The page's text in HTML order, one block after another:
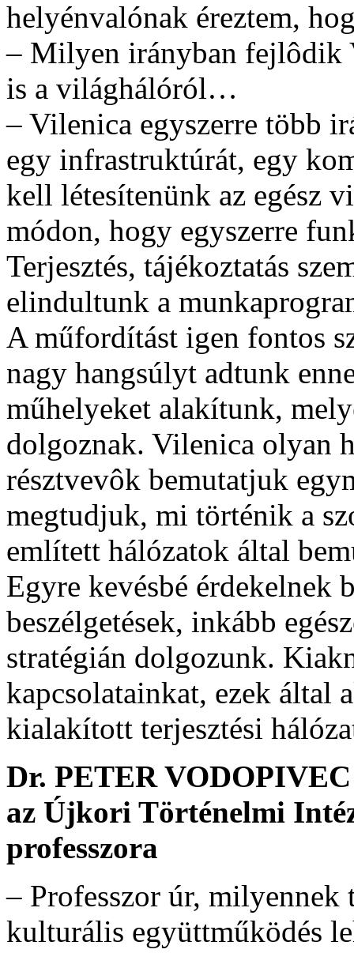
helyénvalónak éreztem,
– Milyen irányban fejlôdik
is a világhálóról…
– Vilenica egyszerre több
egy infrastruktúrát, egy
kell létesítenünk az egész
módon, hogy egyszerre
Terjesztés, tájékoztatás
elindultunk a
A műfordítást igen fontos
nagy hangsúlyt adtunk
műhelyeket alakítunk,
dolgoznak. Vilenica olyan
résztvevôk bemutatjuk
megtudjuk, mi történik a
említett hálózatok által
Egyre kevésbé érdekelnek
beszélgetések, inkább
stratégián dolgozunk.
kapcsolatainkat, ezek által
kialakított terjesztési
Dr. PETER VODOPIVEC
az Újkori Történelmi
professzora
– Professzor úr, milyennek
kulturális együttműködés